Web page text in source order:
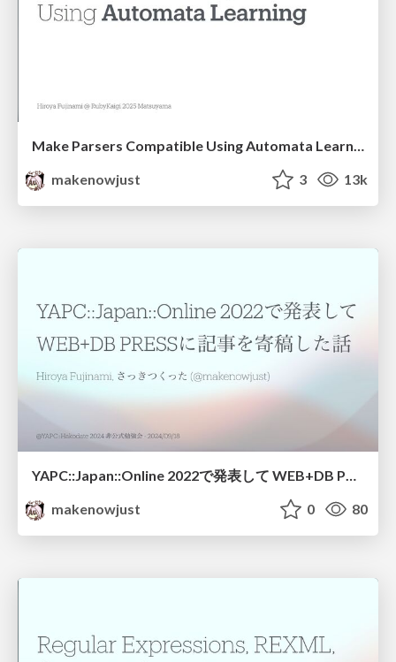
Make Parsers Compatible Using Automata Learning
makenowjust
3 13k
YAPC::Japan::Online 2022で発表して WEB+DB PRESSに記事を寄稿した話
makenowjust
0 80